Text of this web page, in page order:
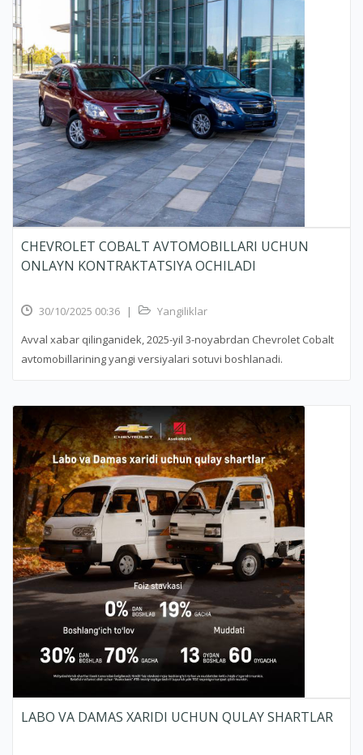
CHEVROLET COBALT AVTOMOBILLARI UCHUN
ONLAYN KONTRAKTATSIYA OCHILADI
30/10/2025 00:36 |
Yangiliklar
Avval xabar qilinganidek, 2025-yil 3-noyabrdan Chevrolet Cobalt
avtomobillarining yangi versiyalari sotuvi boshlanadi.
LABO VA DAMAS XARIDI UCHUN QULAY SHARTLAR